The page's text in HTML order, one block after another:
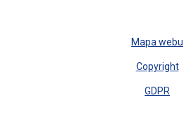
Mapa webu
Copyright
GDPR